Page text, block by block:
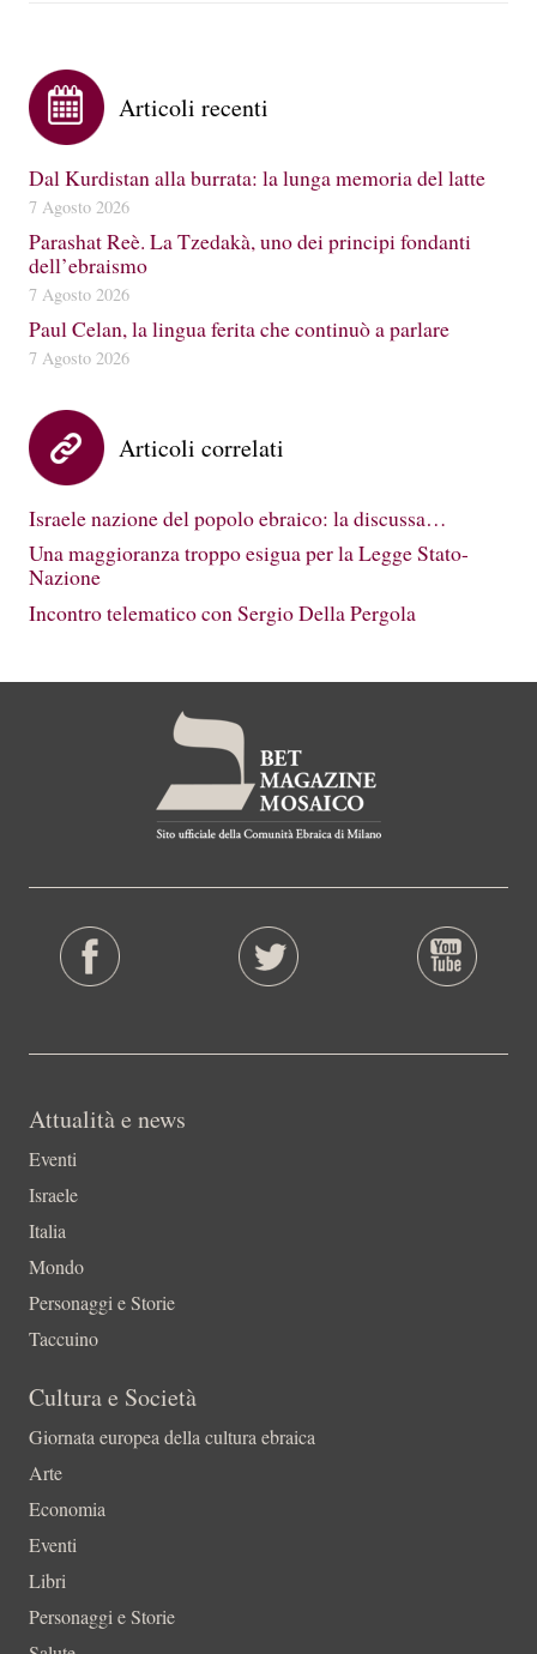
Articoli recenti
Dal Kurdistan alla burrata: la lunga memoria del latte
7 Agosto 2026
Parashat Reè. La Tzedakà, uno dei principi fondanti
dell’ebraismo
7 Agosto 2026
Paul Celan, la lingua ferita che continuò a parlare
7 Agosto 2026
Articoli correlati
Israele nazione del popolo ebraico: la discussa…
Una maggioranza troppo esigua per la Legge Stato-
Nazione
Incontro telematico con Sergio Della Pergola
Attualità e news
Eventi
Israele
Italia
Mondo
Personaggi e Storie
Taccuino
Cultura e Società
Giornata europea della cultura ebraica
Arte
Economia
Eventi
Libri
Personaggi e Storie